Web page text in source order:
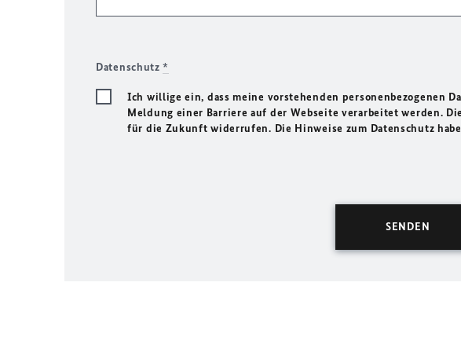
Datenschutz*
Ich willige ein, dass meine vorstehenden personenbezogenen
Meldung einer Barriere auf der Webseite verarbeitet werden.
für die Zukunft widerrufen. Die Hinweise zum Datenschutz